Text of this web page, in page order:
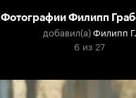
Фотографии Филипп
добавил(а)Филипп Г.
6 из 27